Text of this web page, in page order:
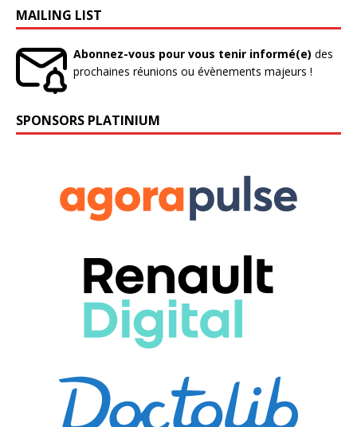
MAILING LIST
Abonnez-vous pour vous tenir informé(e) des
prochaines réunions ou évènements majeurs !
SPONSORS PLATINIUM